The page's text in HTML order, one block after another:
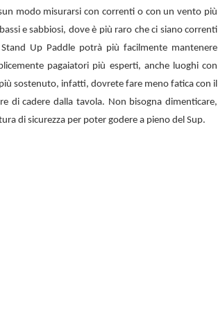
modo misurarsi con correnti o con un vento più
e sabbiosi, dove è più raro che ci siano correnti
Stand Up Paddle potrà più facilmente mantenere
pagaiatori più esperti, anche luoghi con
sostenuto, infatti, dovrete fare meno fatica con il
di cadere dalla tavola. Non bisogna dimenticare,
di sicurezza per poter godere a pieno del Sup.